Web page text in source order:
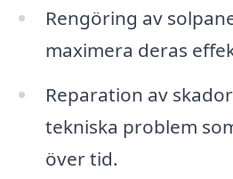
Rengöring av
maximera deras
Reparation av
tekniska problem
över tid.